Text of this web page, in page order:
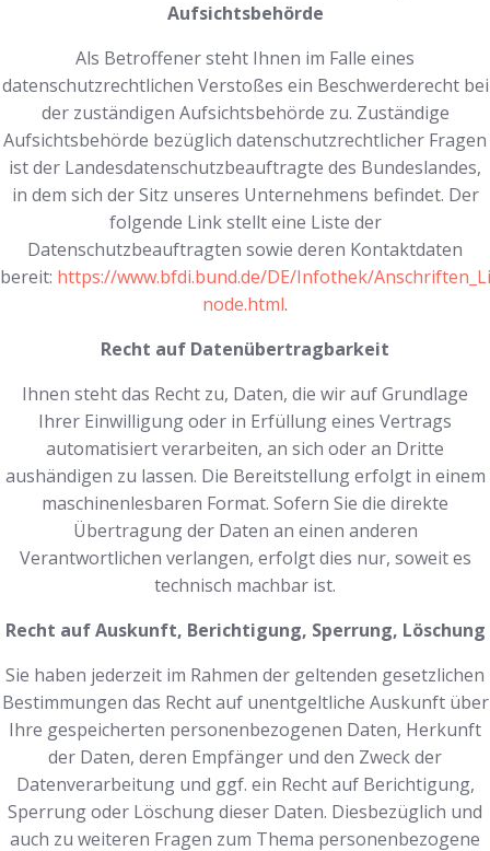
Aufsichtsbehörde
Als Betroffener steht Ihnen im Falle eines
datenschutzrechtlichen Verstoßes ein Beschwerderecht bei
der zuständigen Aufsichtsbehörde zu. Zuständige
Aufsichtsbehörde bezüglich datenschutzrechtlicher Fragen
ist der Landesdatenschutzbeauftragte des Bundeslandes,
in dem sich der Sitz unseres Unternehmens befindet. Der
folgende Link stellt eine Liste der
Datenschutzbeauftragten sowie deren Kontaktdaten
bereit: https://www.bfdi.bund.de/DE/Infothek/
node.html.
Recht auf Datenübertragbarkeit
Ihnen steht das Recht zu, Daten, die wir auf Grundlage
Ihrer Einwilligung oder in Erfüllung eines Vertrags
automatisiert verarbeiten, an sich oder an Dritte
aushändigen zu lassen. Die Bereitstellung erfolgt in einem
maschinenlesbaren Format. Sofern Sie die direkte
Übertragung der Daten an einen anderen
Verantwortlichen verlangen, erfolgt dies nur, soweit es
technisch machbar ist.
Recht auf Auskunft, Berichtigung, Sperrung, Löschung
Sie haben jederzeit im Rahmen der geltenden gesetzlichen
Bestimmungen das Recht auf unentgeltliche Auskunft über
Ihre gespeicherten personenbezogenen Daten, Herkunft
der Daten, deren Empfänger und den Zweck der
Datenverarbeitung und ggf. ein Recht auf Berichtigung,
Sperrung oder Löschung dieser Daten. Diesbezüglich und
auch zu weiteren Fragen zum Thema personenbezogene